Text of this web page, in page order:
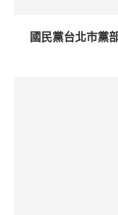
國民黨台北市黨